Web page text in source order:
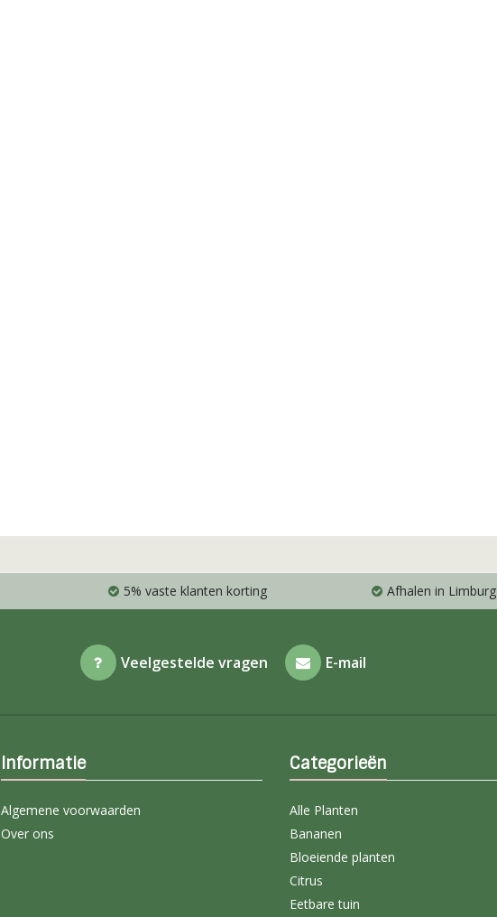
5% vaste klanten korting Afhalen in Limburg
Veelgestelde vragen E-mail
Informatie
Algemene voorwaarden
Over ons
Categorieën
Alle Planten
Bananen
Bloeiende planten
Citrus
Eetbare tuin